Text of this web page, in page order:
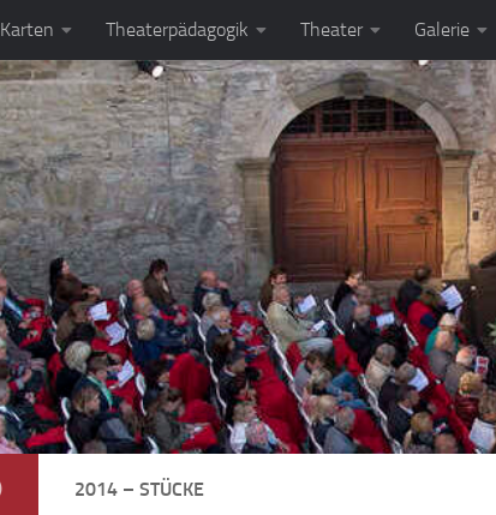
Karten Theaterpädagogik Theater Galerie
2014 – STÜCKE